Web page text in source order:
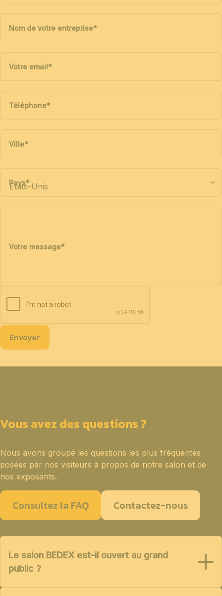
Nom de votre entreprise*
Votre email*
Téléphone*
Ville*
Pays*
Votre message*
Envoyer
Vous avez des questions ?
Nous avons groupé les questions les plus fréquentes
posées par nos visiteurs à propos de notre salon et de
nos exposants.
Consultez la FAQ Contactez-nous
Le salon BEDEX est-il ouvert au grand
public ?